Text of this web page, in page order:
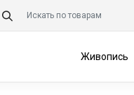
Живопись